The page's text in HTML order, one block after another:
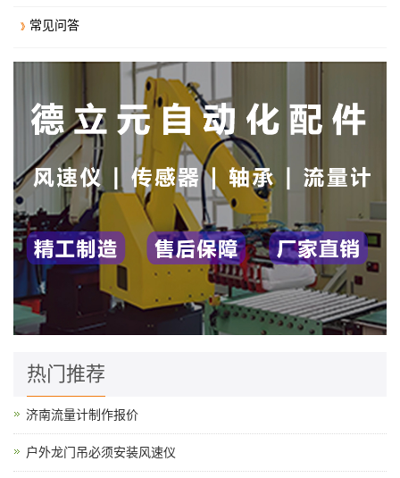
常见问答
热门推荐
济南流量计制作报价
户外龙门吊必须安装风速仪